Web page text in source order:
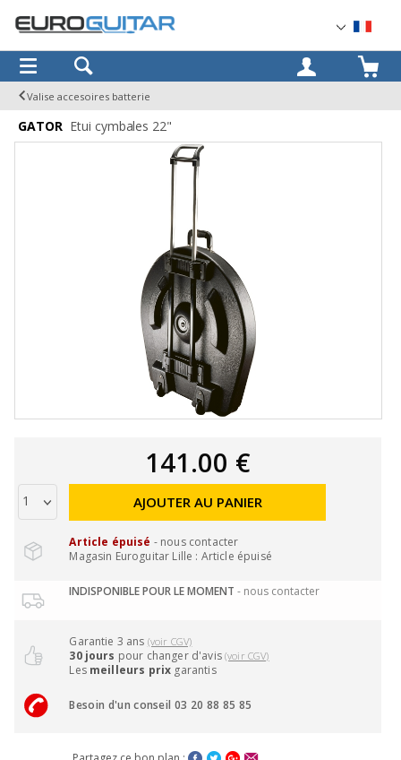
OK
Valise accesoires batterie
GATOR Etui cymbales 22"
141.00 €
AJOUTER AU PANIER
Article épuisé - nous contacter
Magasin Euroguitar Lille : Article épuisé
INDISPONIBLE POUR LE MOMENT - nous contacter
Garantie 3 ans (voir CGV)
30 jours pour changer d'avis(voir CGV)
Les meilleurs prix garantis
Besoin d'un conseil 03 20 88 85 85